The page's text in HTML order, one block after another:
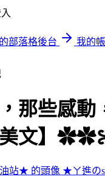
部落格後台
我的
那些感動
美文】
★ㄚ進の